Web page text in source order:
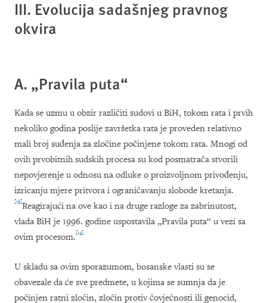
III. Evolucija sadašnjeg pravnog
okvira
A. „Pravila puta“
Kada se uzmu u obzir različiti sudovi u BiH, tokom rata i prvih
nekoliko godina poslije završetka rata je proveden relativno
mali broj suđenja za zločine počinjene tokom rata. Mnogi od
ovih prvobitnih sudskih procesa su kod posmatrača stvorili
nepovjerenje u odnosu na odluke o proizvoljnom privođenju,
izricanju mjere pritvora i ograničavanju slobode kretanja.
[13]Reagirajući na ove kao i na druge razloge za zabrinutost,
vlada BiH je 1996. godine uspostavila „Pravila puta“ u vezi sa
ovim procesom.[14]
U skladu sa ovim sporazumom, bosanske vlasti su se
obavezale da će sve predmete, u kojima se sumnja da je
počinjen ratni zločin, zločin protiv čovječnosti ili genocid,